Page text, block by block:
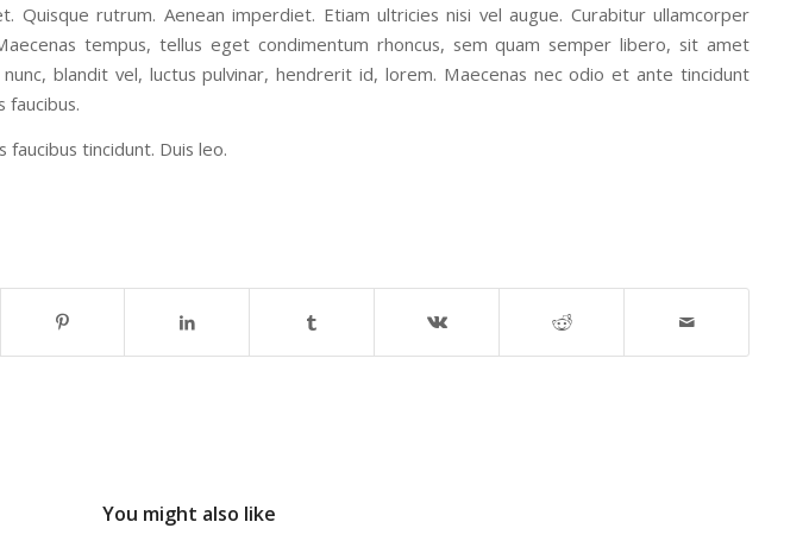
Quisque rutrum. Aenean imperdiet. Etiam ultricies nisi vel augue. Curabitur ullamcorper
tempus, tellus eget condimentum rhoncus, sem quam semper libero, sit amet
blandit vel, luctus pulvinar, hendrerit id, lorem. Maecenas nec odio et ante tincidunt
faucibus.
tincidunt. Duis leo.
You might also like